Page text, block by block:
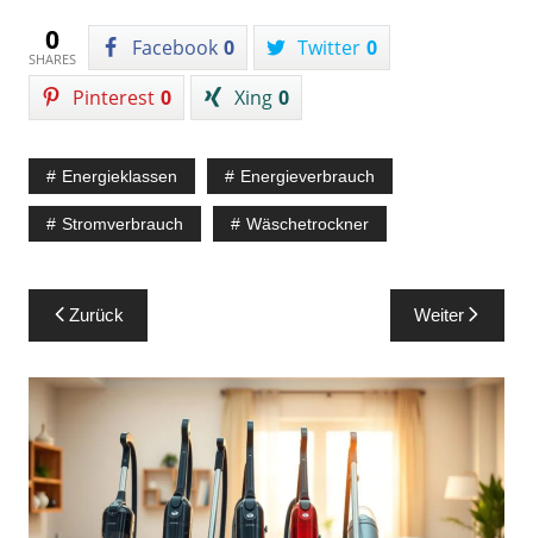
0
SHARES Facebook 0 Twitter 0
Pinterest 0 Xing 0
Energieklassen Energieverbrauch
Stromverbrauch Wäschetrockner
Beitragsnavigation
Zurück Weiter